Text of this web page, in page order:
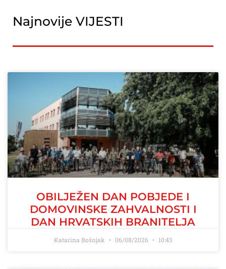
Najnovije VIJESTI
OBILJEŽEN DAN POBJEDE I
DOMOVINSKE ZAHVALNOSTI I
DAN HRVATSKIH BRANITELJA
Katarina Bošnjak 06/08/2026 10:43